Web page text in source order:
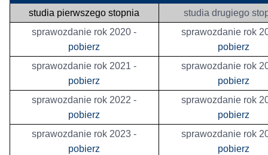
studia pierwszego stopnia
studia drugiego
sprawozdanie rok 2020 -
pobierz
sprawozdanie rok
pobierz
sprawozdanie rok 2021 -
pobierz
sprawozdanie rok
pobierz
sprawozdanie rok 2022 -
pobierz
sprawozdanie rok
pobierz
sprawozdanie rok 2023 -
pobierz
sprawozdanie rok
pobierz